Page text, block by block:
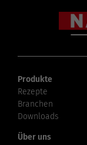
Produkte
Rezepte
Branchen
Downloads
Über uns